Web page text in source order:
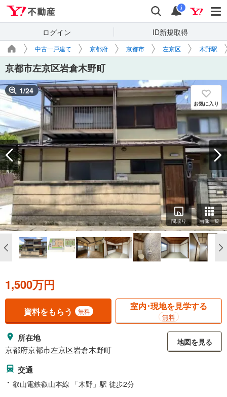
検索 通知
i
ログイン ID新規取得
中古一戸建て 京都府 京都市 左京区 木野駅
京都市左京区岩倉木野町
1/24
お気に入り
間取り 画像一覧
1,500万円
資料をもらう 無料 室内･現地を見学する
無料
所在地
京都府京都市左京区岩倉木野町
地図を見る
交通
叡山電鉄叡山本線 「木野」駅 徒歩2分